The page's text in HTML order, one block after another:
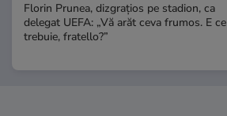
Florin Prunea, dizgrațios pe stadion, ca
delegat UEFA: „Vă arăt ceva frumos. E ce
trebuie, fratello?”